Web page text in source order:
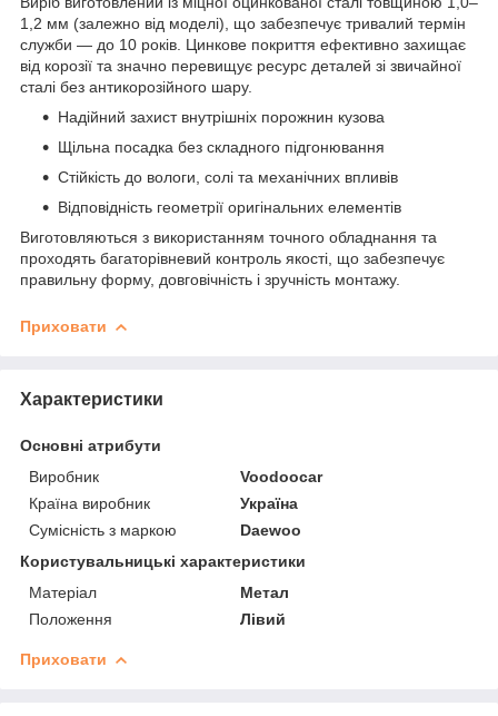
1,2 мм (залежно від моделі), що забезпечує тривалий термін
служби — до 10 років. Цинкове покриття ефективно захищає
від корозії та значно перевищує ресурс деталей зі звичайної
сталі без антикорозійного шару.
Надійний захист внутрішніх порожнин кузова
Щільна посадка без складного підгонювання
Стійкість до вологи, солі та механічних впливів
Відповідність геометрії оригінальних елементів
Виготовляються з використанням точного обладнання та
проходять багаторівневий контроль якості, що забезпечує
правильну форму, довговічність і зручність монтажу.
Приховати
Характеристики
Основні атрибути
Виробник
Voodoocar
Країна виробник
Україна
Сумісність з маркою
Daewoo
Користувальницькі характеристики
Матеріал
Метал
Положення
Лівий
Приховати